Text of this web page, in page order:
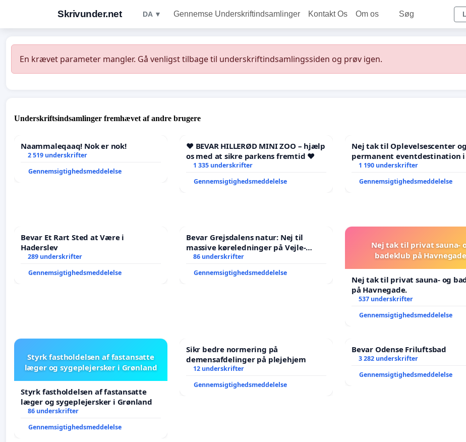
Skrivunder.net DA ▼ Gennemse Underskriftindsamlinger Kontakt Os Om os Søg
En krævet parameter mangler. Gå venligst tilbage til underskriftindsamlingssiden og prøv igen.
Underskriftsindsamlinger fremhævet af andre brugere
Naammaleqaaq! Nok er nok!
2 519 underskrifter
Gennemsigtighedsmeddelelse
❤️ BEVAR HILLERØD MINI ZOO – hjælp
os med at sikre parkens fremtid ❤️
1 335 underskrifter
Gennemsigtighedsmeddelelse
Nej tak til Oplevelsescenter og
permanent eventdestination i
- Ja tak til et levende
1 190 underskrifter
Gennemsigtighedsmeddelelse
Bevar Et Rart Sted at Være i
Haderslev
289 underskrifter
Gennemsigtighedsmeddelelse
Bevar Grejsdalens natur: Nej til
massive køreledninger på Vejle-
Struer-banen
86 underskrifter
Gennemsigtighedsmeddelelse
Nej tak til privat sauna-
badeklub på
Nej tak til privat sauna- og
på Havnegade.
537 underskrifter
Gennemsigtighedsmeddelelse
Styrk fastholdelsen af fastansatte
læger og sygeplejersker i Grønland
Styrk fastholdelsen af fastansatte
læger og sygeplejersker i Grønland
86 underskrifter
Gennemsigtighedsmeddelelse
Sikr bedre normering på
demensafdelinger på plejehjem
12 underskrifter
Gennemsigtighedsmeddelelse
Bevar Odense Friluftsbad
3 282 underskrifter
Gennemsigtighedsmeddelelse